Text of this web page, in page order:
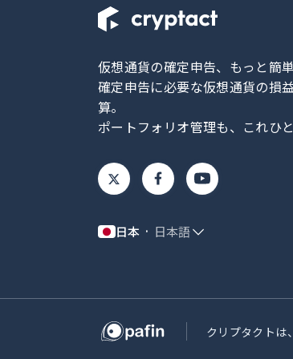
仮想通貨の確定申告、もっと簡単
確定申告に必要な仮想通貨の損
算。
ポートフォリオ管理も、これひと
日本 日本語
クリプタクト